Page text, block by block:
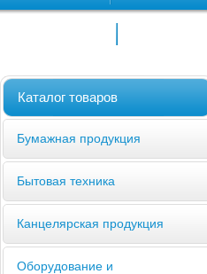
Каталог товаров
Бумажная продукция
Бытовая техника
Канцелярская продукция
Оборудование и